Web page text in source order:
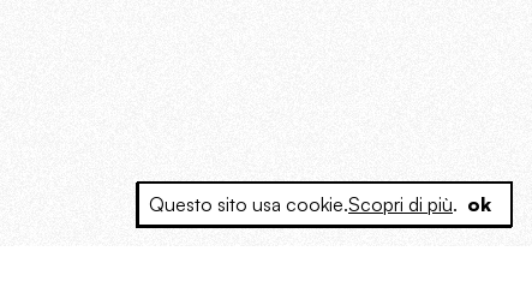
Questo sito usa cookie.Scopri di più. ok